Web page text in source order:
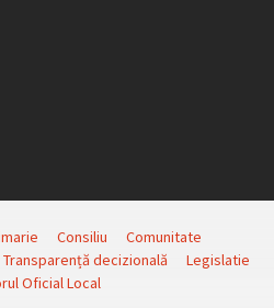
Consiliu
Comunitate
Transparență decizională
Legislatie
Oficial Local